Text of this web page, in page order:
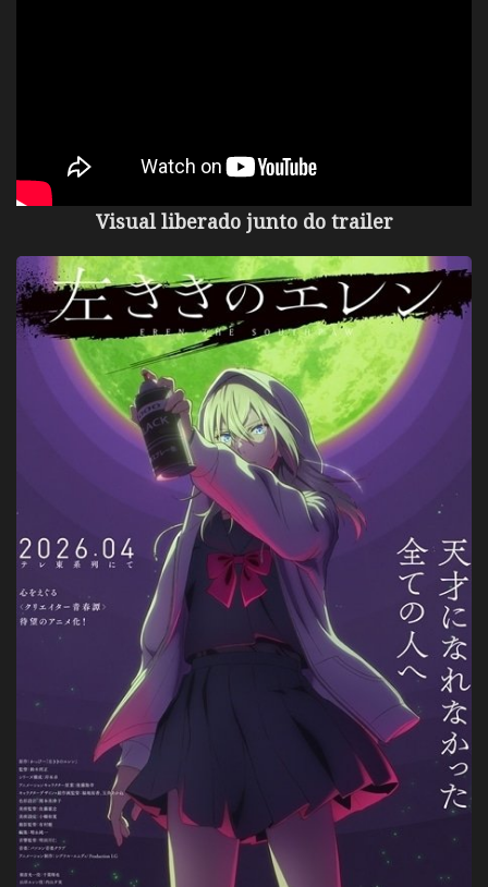
Visual liberado junto do trailer